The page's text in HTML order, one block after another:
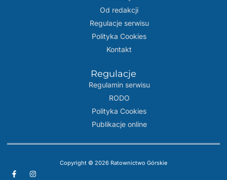
Od redakcji
Regulacje serwisu
Polityka Cookies
Kontakt
Regulacje
Regulamin serwisu
RODO
Polityka Cookies
Publikacje online
Copyright © 2026 Ratownictwo Górskie